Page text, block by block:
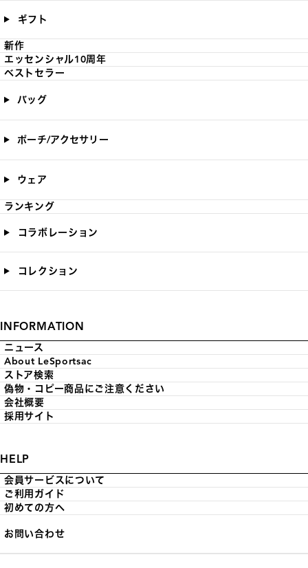
ギフト
新作
エッセンシャル10周年
ベストセラー
バッグ
ポーチ/アクセサリー
ウェア
ランキング
コラボレーション
コレクション
INFORMATION
ニュース
About LeSportsac
ストア検索
偽物・コピー商品にご注意ください
会社概要
採用サイト
HELP
会員サービスについて
ご利用ガイド
初めての方へ
お問い合わせ